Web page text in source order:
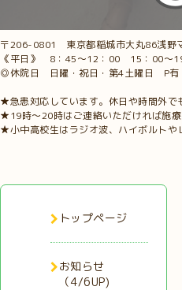
〒206-0801 東京都稲城市大丸86浅
《平日》 8：45～12：00 15：00～
◎休院日 日曜・祝日・第4土曜日 P有
★急患対応しています。休日や時間外で
★19時～20時はご連絡いただければ施療
★小中高校生はラジオ波、ハイボルトや
トップページ
お知らせ
（4/6UP)